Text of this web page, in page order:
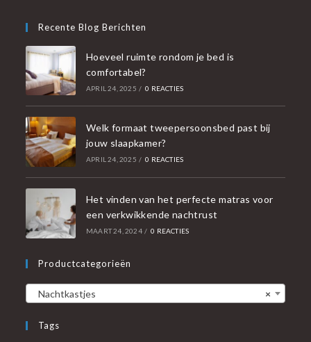
Recente Blog Berichten
Hoeveel ruimte rondom je bed is
comfortabel?
APRIL 24, 2025 / 0 REACTIES
Welk formaat tweepersoonsbed past bij
jouw slaapkamer?
APRIL 24, 2025 / 0 REACTIES
Het vinden van het perfecte matras voor
een verkwikkende nachtrust
MAART 24, 2024 / 0 REACTIES
Productcategorieën
×
Nachtkastjes
Tags